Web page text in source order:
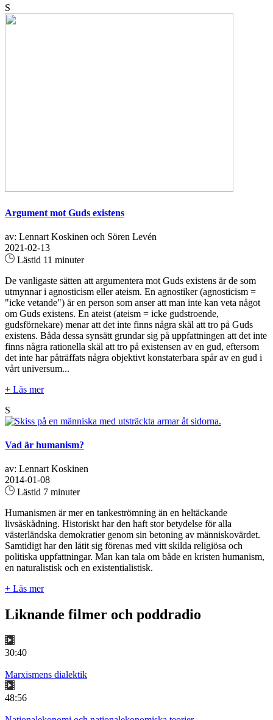
S
Argument mot Guds existens
av: Lennart Koskinen och Sören Levén
2021-02-13
Lästid 11 minuter
De vanligaste sätten att argumentera mot Guds existens är de som
utmynnar i agnosticism eller ateism. En agnostiker (agnosticism =
"icke vetande") är en person som anser att man inte kan veta något
om Guds existens. En ateist (ateism = icke gudstroende,
gudsförnekare) menar att det inte finns några skäl att tro på Guds
existens. Båda dessa synsätt grundar sig på uppfattningen att det inte
finns några rationella skäl att tro på existensen av en gud, eftersom
det inte har påträffats några objektivt konstaterbara spår av en gud i
vårt universum...
+ Läs mer
S
Vad är humanism?
av: Lennart Koskinen
2014-01-08
Lästid 7 minuter
Humanismen är mer en tankeströmning än en heltäckande
livsåskådning. Historiskt har den haft stor betydelse för alla
västerländska demokratier genom sin betoning av människovärdet.
Samtidigt har den låtit sig förenas med vitt skilda religiösa och
politiska uppfattningar. Man kan tala om både en kristen humanism,
en naturalistisk och en existentialistisk.
+ Läs mer
Liknande filmer och poddradio
30:40
Marxismens dialektik
48:56